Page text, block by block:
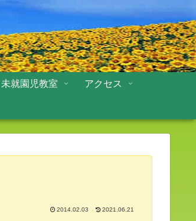
未就園児教室 アクセス
2014.02.03 2021.06.21